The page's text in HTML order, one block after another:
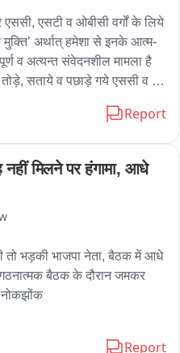
एसटी व ओबीसी वर्गों के लिये
मुक्ति’ अर्थात् हमेशा से इनके आत्म-
व अत्यन्त संवेदनशील मामला है
सताये व पछाड़े गये एससी व
अन्याय-अत्याचार कम होने का
अम्बेडकर के मानवतावादी संविधान
किसी को भी इसकी अनदेखी नहीं
के मद्देनज़र अपनी पूूरी ईमानदारी
चाहिये।
अभी हाल में फिर से यह कहना
किया गया है जिससे समाज में
को स्वेच्छा से इसका लाभ छोड़
सोच है जिससे संकीर्ण
Report
मिलने पर हंगामा, आधे
तो भड़की भाजपा नेता, बैठक में आधे
बैठक के दौरान जमकर
नोकझोंक
Report